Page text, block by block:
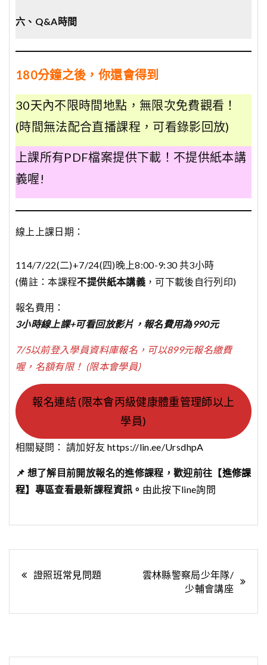
六、Q&A時間
180分鐘之後，你還會得到
30天內不限時間地點，無限次免費觀看！
(時間無法配合直播課程，可看錄影回放)
上課所有PDF檔案提供下載！不提供紙本講
義喔!
線上上課日期：
114/7/22(二)+7/24(四)晚上8:00-9:30 共3小時
(備註：本課程不提供紙本講義，可下載後自行列印)
報名費用：
3小時線上課+可看回放影片，報名費用為990元
7/5以前登入學員資料庫報名，可以899元報名繳費
喔，名額有限！ (限本會學員)
報名連結 (限本會丙級健康體重管理師以上
學員)
相關疑問： 請加好友 https://lin.ee/UrsdhpA
📌 想了解目前開放報名的進修課程，歡迎前往【進修課
程】專區查看最新課程資訊。 由此按下line詢問
文證照班常見問題
雲林縣警察局少年隊/
少輔會講座